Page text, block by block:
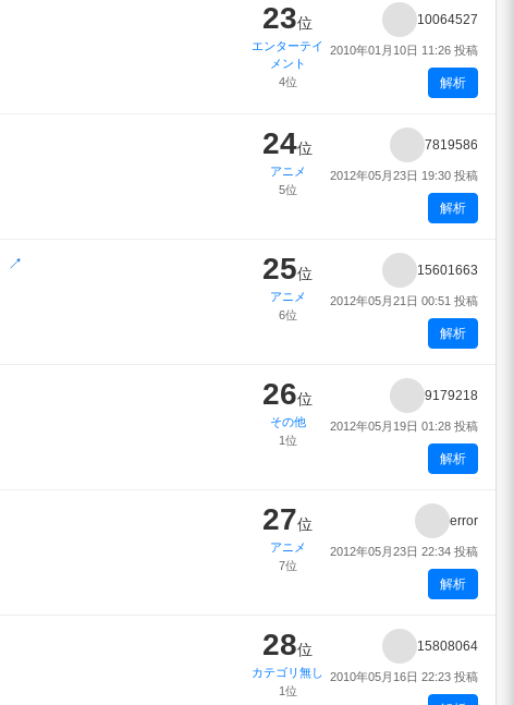
23位
エンターテイ
メント
4位
10064527
2010年01月10日 11:26 投稿
解析
24位
アニメ
5位
7819586
2012年05月23日 19:30 投稿
解析
↗ 25位
アニメ
6位
15601663
2012年05月21日 00:51 投稿
解析
26位
その他
1位
9179218
2012年05月19日 01:28 投稿
解析
27位
アニメ
7位
error
2012年05月23日 22:34 投稿
解析
28位
カテゴリ無し
1位
15808064
2010年05月16日 22:23 投稿